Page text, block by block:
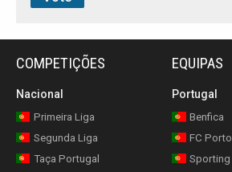
COMPETIÇÕES
Nacional
Primeira Liga
Segunda Liga
Taça Portugal
EQUIPAS
Portugal
Benfica
FC Porto
Sporting